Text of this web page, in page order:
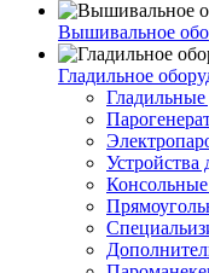
Вышивальное
Гладильное
Гладильные
Устройства